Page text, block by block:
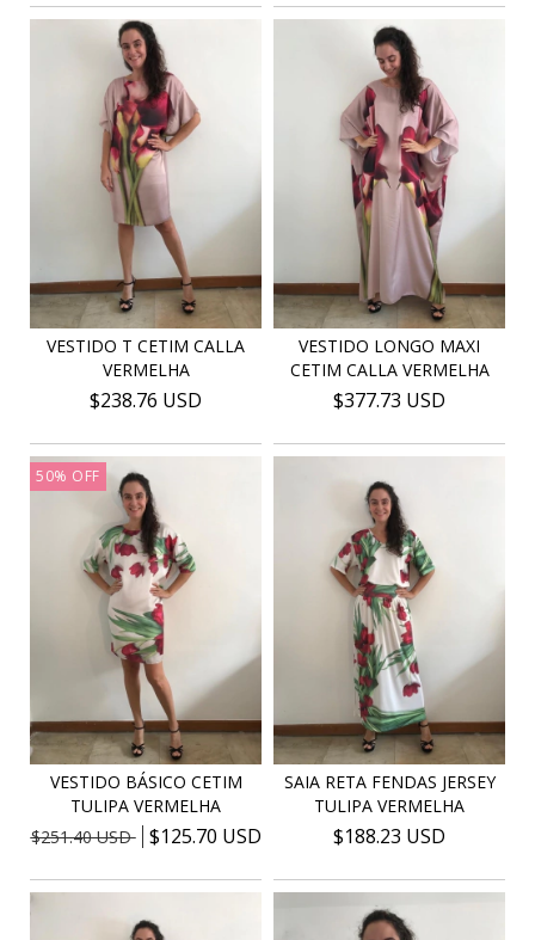
VESTIDO T CETIM CALLA
VERMELHA
$238.76 USD
VESTIDO LONGO MAXI
CETIM CALLA VERMELHA
$377.73 USD
50% OFF
VESTIDO BÁSICO CETIM
TULIPA VERMELHA
$251.40 USD
$125.70 USD
SAIA RETA FENDAS JERSEY
TULIPA VERMELHA
$188.23 USD